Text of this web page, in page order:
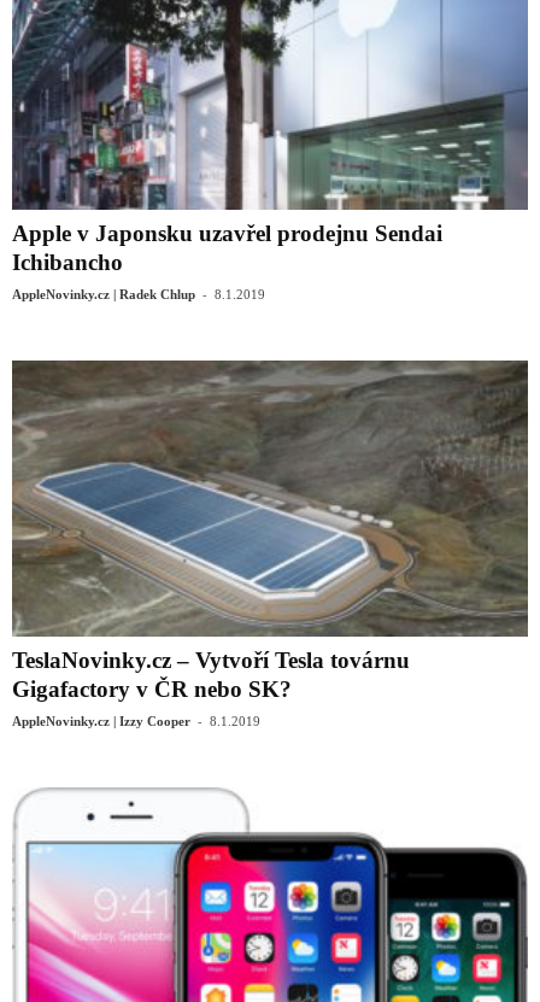
Apple v Japonsku uzavřel prodejnu Sendai
Ichibancho
AppleNovinky.cz | Radek Chlup - 8.1.2019
TeslaNovinky.cz – Vytvoří Tesla továrnu
Gigafactory v ČR nebo SK?
AppleNovinky.cz | Izzy Cooper - 8.1.2019